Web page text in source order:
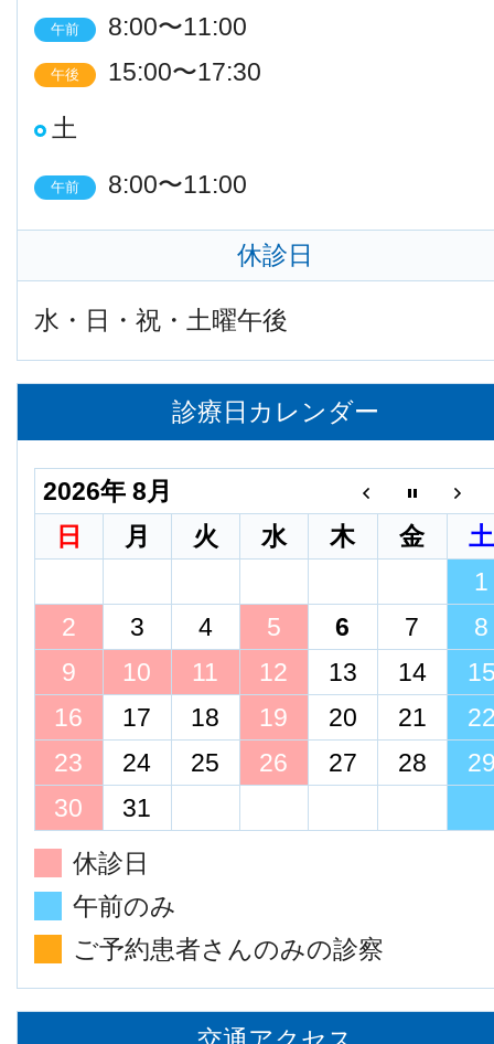
午前 8:00〜11:00
午後
15:00〜17:30
土
午前 8:00〜11:00
休診日
水・日・祝・土曜午後
診療日カレンダー
2026年 8月
日
月 火 水 木 金
土
1
2
3 4 5 6 7
8
9
10 11 12 13 14
16
17 18 19 20 21
23
24 25 26 27 28
30
31
休診日
午前のみ
ご予約患者さんのみの診察